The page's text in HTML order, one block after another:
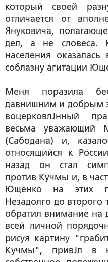
который своей
отличается от
Януковича,
дел, а не словеса.
населения
соблазну агитации
Меня поразила
давнишним и добрым
воцерковлЈнный
весьма уважающий
(Сабодана) и,
относящийся к
назад он стал
против Кучмы и, в
Ющенко на этих
Незадолго до второго
обратил внимание на
всей личной
рисуя картину
Кучмы", привЈл в